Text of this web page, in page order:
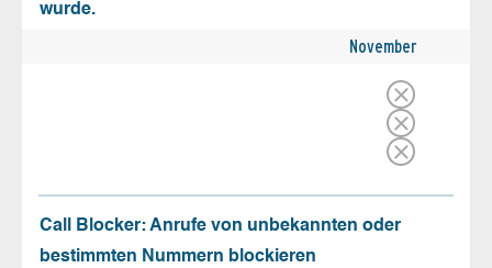
wurde.
November
Call Blocker: Anrufe von unbekannten oder
bestimmten Nummern blockieren